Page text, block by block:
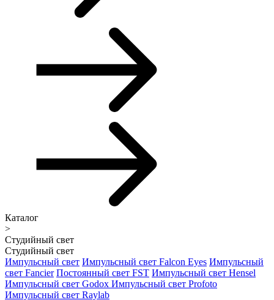
Каталог
>
Студийный свет
Студийный свет
Импульсный свет Импульсный свет Falcon Eyes Импульсный
свет Fancier Постоянный свет FST Импульсный свет Hensel
Импульсный свет Godox Импульсный свет Profoto
Импульсный свет Raylab